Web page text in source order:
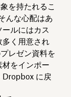
を持たれるこ
んな心配はあ
ルにはカス
多く用意され
レゼン資料を
をインポー
Dropbox に戻